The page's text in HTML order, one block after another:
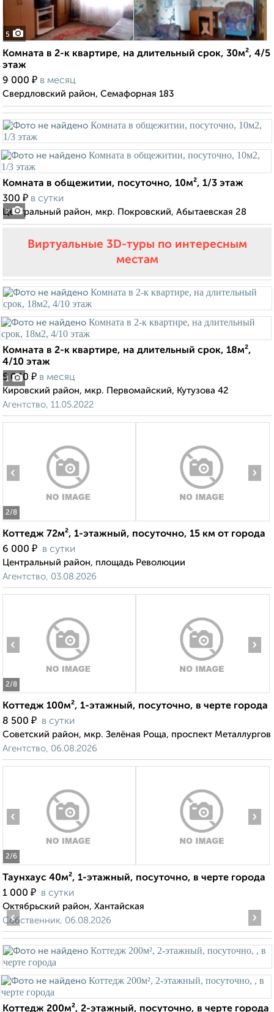
5
Комната в 2-к квартире, на длительный срок, 30м², 4/5
этаж
9 000 ₽ в месяц
Свердловский район, Семафорная 183
7
Комната в общежитии, посуточно, 10м², 1/3 этаж
300 ₽ в сутки
Центральный район, мкр. Покровский, Абытаевская 28
Виртуальные 3D-туры по интересным
местам
1
Комната в 2-к квартире, на длительный срок, 18м²,
4/10 этаж
5 000 ₽ в месяц
Кировский район, мкр. Первомайский, Кутузова 42
Агентство, 11.05.2022
2/8
‹ ›
Коттедж 72м², 1-этажный, посуточно, 15 км от города
6 000 ₽ в сутки
Центральный район, площадь Революции
Агентство, 03.08.2026
2/8
‹ ›
Коттедж 100м², 1-этажный, посуточно, в черте города
8 500 ₽ в сутки
Советский район, мкр. Зелёная Роща, проспект Металлургов
Агентство, 06.08.2026
2/6
‹ ›
Таунхаус 40м², 1-этажный, посуточно, в черте города
1 000 ₽ в сутки
Октябрьский район, Хантайская
Собственник, 06.08.2026
‹ ›
Коттедж 200м², 2-этажный, посуточно, в черте города